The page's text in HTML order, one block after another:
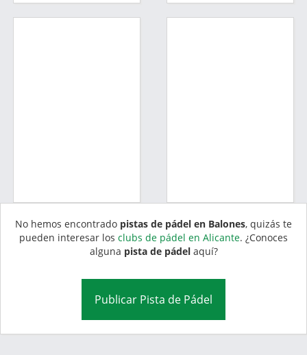
No hemos encontrado pistas de pádel en Balones, quizás te
pueden interesar los clubs de pádel en Alicante. ¿Conoces
alguna pista de pádelaquí?
Publicar Pista de Pádel